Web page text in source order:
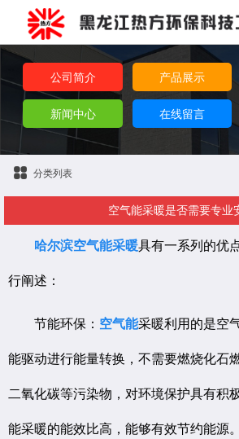
公司简介 产品展示
新闻中心 在线留言
分类列表
空气能采暖是否需要专业
哈尔滨空气能采暖具有一系列的优
行阐述：
节能环保： 空气能采暖利用的是空
能驱动进行能量转换，不需要燃烧化石
二氧化碳等污染物，对环境保护具有积
能采暖的能效比高，能够有效节约能源。